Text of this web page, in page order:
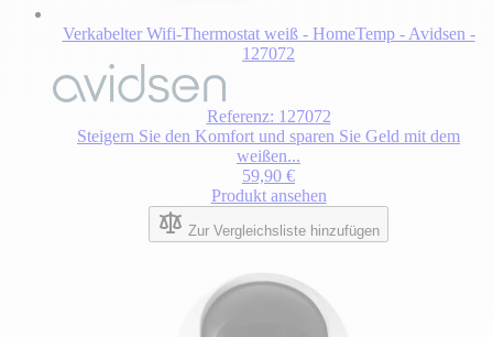
Verkabelter Wifi-Thermostat weiß - HomeTemp - Avidsen -
127072
Referenz: 127072
Steigern Sie den Komfort und sparen Sie Geld mit dem
weißen...
59,90 €
Produkt ansehen
Zur Vergleichsliste hinzufügen